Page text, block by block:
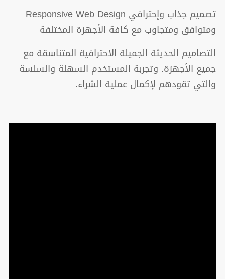
تصميم جذاب وإحترافي Responsive Web Design
ومتوافق ومتجاوب مع كافة الأجهزة المختلفة
التصاميم الحديثة الجميلة الاحترافية المتناسقة مع
جميع الأجهزة. وتجربة المستخدم السهلة والسلسة
والتي تقودهم لإكمال عملية الشراء.